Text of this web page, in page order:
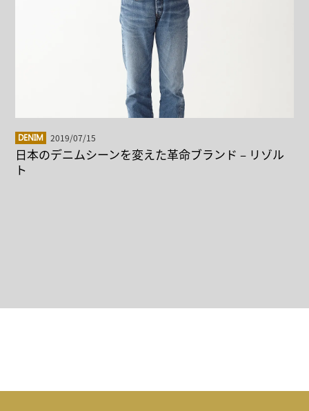
DENIM 2019/07/15
日本のデニムシーンを変えた革命ブランド – リゾル
ト